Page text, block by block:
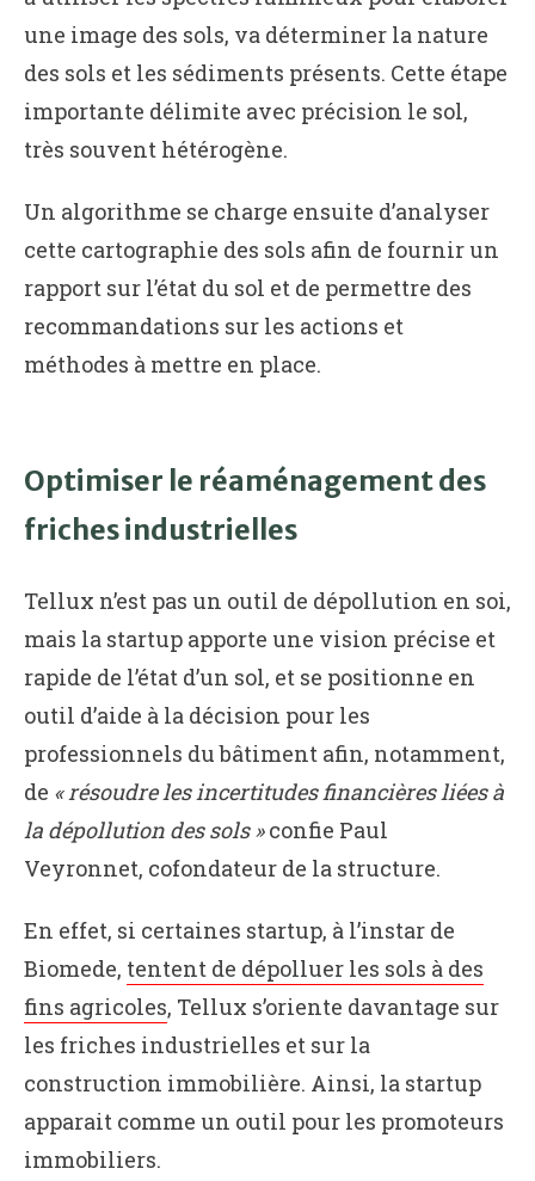
une image des sols, va déterminer la nature
des sols et les sédiments présents. Cette étape
importante délimite avec précision le sol,
très souvent hétérogène.
Un algorithme se charge ensuite d’analyser
cette cartographie des sols afin de fournir un
rapport sur l’état du sol et de permettre des
recommandations sur les actions et
méthodes à mettre en place.
Optimiser le réaménagement des
friches industrielles
Tellux n’est pas un outil de dépollution en soi,
mais la startup apporte une vision précise et
rapide de l’état d’un sol, et se positionne en
outil d’aide à la décision pour les
professionnels du bâtiment afin, notamment,
de « résoudre les incertitudes financières liées à
la dépollution des sols »confie Paul
Veyronnet, cofondateur de la structure.
En effet, si certaines startup, à l’instar de
Biomede, tentent de dépolluer les sols à des
fins agricoles, Tellux s’oriente davantage sur
les friches industrielles et sur la
construction immobilière. Ainsi, la startup
apparait comme un outil pour les promoteurs
immobiliers.